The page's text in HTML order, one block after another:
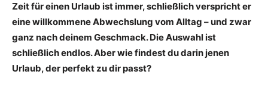
Zeit für einen Urlaub ist immer, schließlich verspricht er
eine willkommene Abwechslung vom Alltag – und zwar
ganz nach deinem Geschmack. Die Auswahl ist
schließlich endlos. Aber wie findest du darin jenen
Urlaub, der perfekt zu dir passt?